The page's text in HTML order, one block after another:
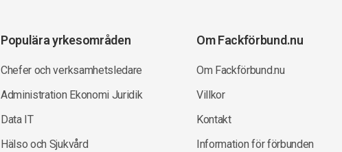
Populära yrkesområden
Chefer och verksamhetsledare
Administration Ekonomi Juridik
Data IT
Hälso och Sjukvård
Om Fackförbund.nu
Om Fackförbund.nu
Villkor
Kontakt
Information för förbunden